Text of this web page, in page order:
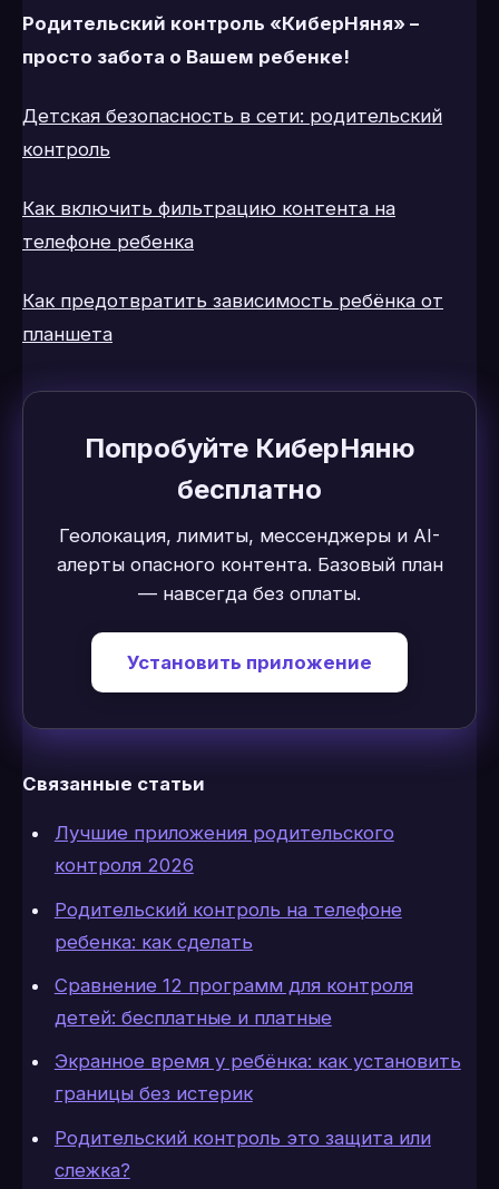
Родительский контроль «КиберНяня» –
просто забота о Вашем ребенке!
Детская безопасность в сети: родительский
контроль
Как включить фильтрацию контента на
телефоне ребенка
Как предотвратить зависимость ребёнка от
планшета
Попробуйте КиберНяню
бесплатно
Геолокация, лимиты, мессенджеры и AI-
алерты опасного контента. Базовый план
— навсегда без оплаты.
Установить приложение
Связанные статьи
Лучшие приложения родительского
контроля 2026
Родительский контроль на телефоне
ребенка: как сделать
Сравнение 12 программ для контроля
детей: бесплатные и платные
Экранное время у ребёнка: как установить
границы без истерик
Родительский контроль это защита или
слежка?